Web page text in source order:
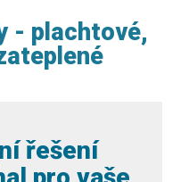
- plachtové,
řešení